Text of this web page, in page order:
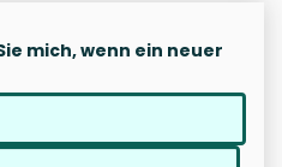
mich, wenn ein neuer